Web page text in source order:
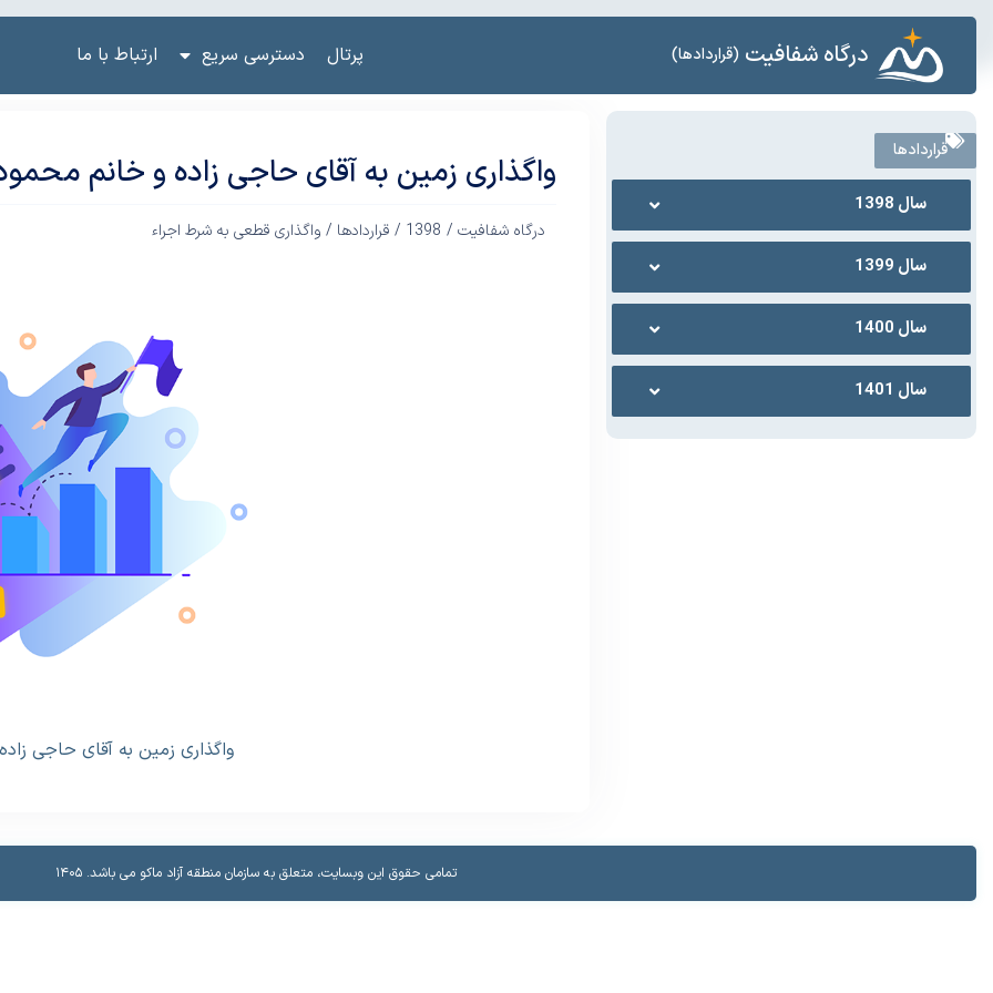
درگاه شفافیت (قراردادها) پرتال دسترسی سریع ارتباط با ما
قراردادها
سال 1398
سال 1399
سال 1400
سال 1401
واگذاری زمین به آقای حاجی زاده و خانم
درگاه شفافیت / 1398
/ قراردادها / واگذاری قطعی به شرط اجراء
واگذاری زمین به آقای حاجی
تمامی حقوق این وبسایت، متعلق به سازمان منطقه آزاد ماکو می باشد.​ ۱۴۰۵